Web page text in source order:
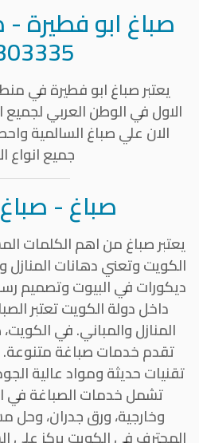
صباغ ابو فطيرة-
يعتبرصباغ ابو فطيرةفي
الاول في الوطن العربي
جميع انواع
صباغ -
يعتبر صباغ من اهم الكلمات
الكويت وتعني دهانات
ديكورات في البيوت وتصميم
داخل دولة الكويت تعتبر
المنازل والمباني. في
تقدم خدمات صباغة
تقنيات حديثة ومواد عالية
تشمل خدمات الصباغة في
وخارجية، ورق جدران، وحل